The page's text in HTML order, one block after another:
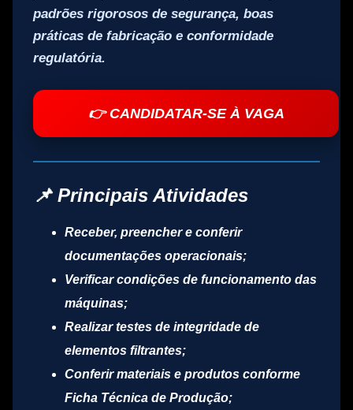
padrões rigorosos de segurança, boas
práticas de fabricação e conformidade
regulatória.
👉 CANDIDATAR-SE À VAGA
📌 Principais Atividades
Receber, preencher e conferir
documentações operacionais;
Verificar condições de funcionamento das
máquinas;
Realizar testes de integridade de
elementos filtrantes;
Conferir materiais e produtos conforme
Ficha Técnica de Produção;